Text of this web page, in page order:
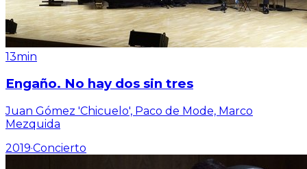
13min
Engaño. No hay dos sin tres
Juan Gómez 'Chicuelo', Paco de Mode, Marco
Mezquida
2019·Concierto